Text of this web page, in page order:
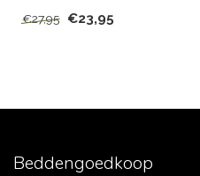
€27,95 €23,95
Beddengoedkoop